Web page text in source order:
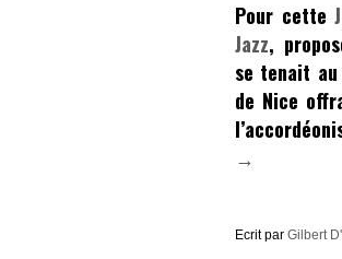
Pour cette
Jazz,
se tenait
de Nice
→
Ecrit par Gilbert